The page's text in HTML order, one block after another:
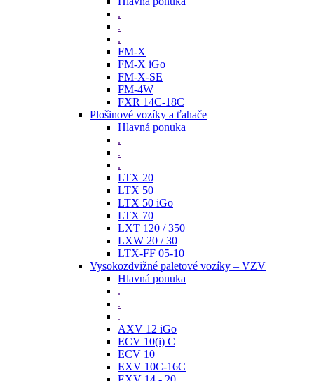
.
.
.
FM-X
FM-X iGo
FM-X-SE
FM-4W
FXR 14C-18C
Plošinové vozíky a ťahače
Hlavná ponuka
.
.
.
LTX 20
LTX 50
LTX 50 iGo
LTX 70
LXT 120 / 350
LXW 20 / 30
LTX-FF 05-10
Vysokozdvižné paletové vozíky – VZV
Hlavná ponuka
.
.
.
AXV 12 iGo
ECV 10(i) C
ECV 10
EXV 10C-16C